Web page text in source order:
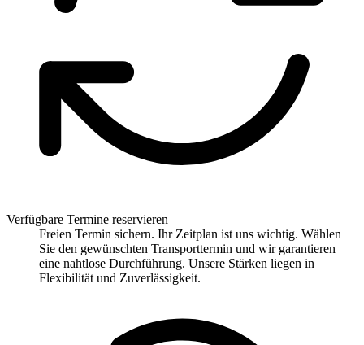
Verfügbare Termine reservieren
Freien Termin sichern. Ihr Zeitplan ist uns wichtig. Wählen
Sie den gewünschten Transporttermin und wir garantieren
eine nahtlose Durchführung. Unsere Stärken liegen in
Flexibilität und Zuverlässigkeit.